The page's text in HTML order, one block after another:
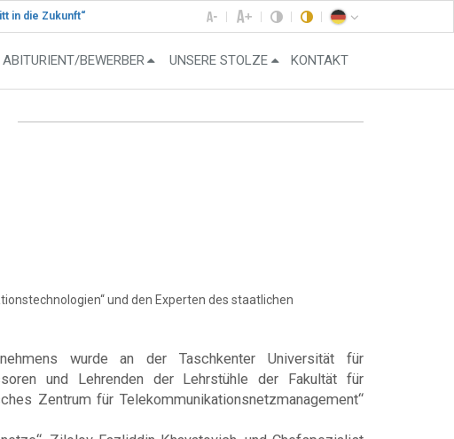
in die Zukunft“
ABITURIENT/BEWERBER UNSERE STOLZE KONTAKT
und den Experten des staatlichen
wurde an der Taschkenter Universität für
und Lehrenden der Lehrstühle der Fakultät für
Zentrum für Telekommunikationsnetzmanagement“